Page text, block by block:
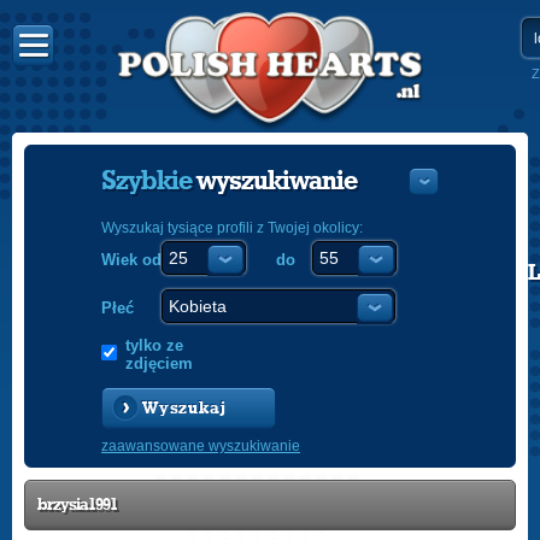
POLISH
Szybkiewyszukiwanie
Wyszukaj tysiące profili z Twojej okolicy:
Wiek od do
Płeć
tylko ze
zdjęciem
Wyszukaj
zaawansowane wyszukiwanie
brzysia1991